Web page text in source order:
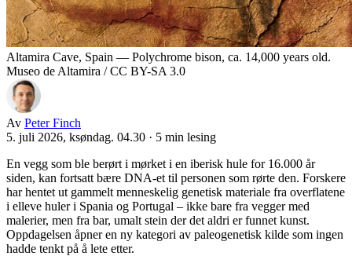
Altamira Cave, Spain — Polychrome bison, ca. 14,000 years old.
Museo de Altamira / CC BY-SA 3.0
Av Peter Finch
5. juli 2026, ksøndag. 04.30 · 5 min lesing
En vegg som ble berørt i mørket i en iberisk hule for 16.000 år
siden, kan fortsatt bære DNA-et til personen som rørte den. Forskere
har hentet ut gammelt menneskelig genetisk materiale fra overflatene
i elleve huler i Spania og Portugal – ikke bare fra vegger med
malerier, men fra bar, umalt stein der det aldri er funnet kunst.
Oppdagelsen åpner en ny kategori av paleogenetisk kilde som ingen
hadde tenkt på å lete etter.